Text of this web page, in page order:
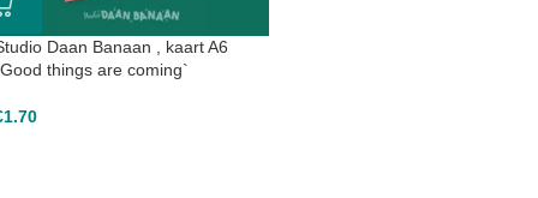
Daan Banaan , kaart A6
things are coming`
1.70